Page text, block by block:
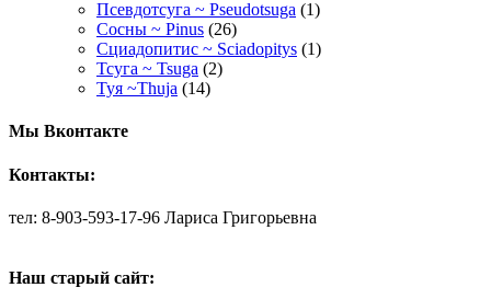
Псевдотсуга ~ Pseudotsuga (1)
Сосны ~ Pinus (26)
Сциадопитис ~ Sciadopitys (1)
Тсуга ~ Tsuga (2)
Туя ~Thuja (14)
Мы Вконтакте
Контакты:
тел: 8-903-593-17-96 Лариса Григорьевна
Наш старый сайт: